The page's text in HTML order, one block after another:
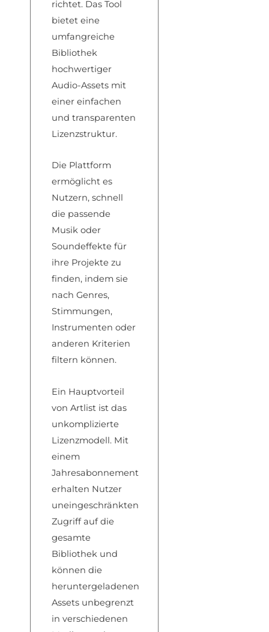
richtet. Das Tool
bietet eine
umfangreiche
Bibliothek
hochwertiger
Audio-Assets mit
einer einfachen
und transparenten
Lizenzstruktur.
Die Plattform
ermöglicht es
Nutzern, schnell
die passende
Musik oder
Soundeffekte für
ihre Projekte zu
finden, indem sie
nach Genres,
Stimmungen,
Instrumenten oder
anderen Kriterien
filtern können.
Ein Hauptvorteil
von Artlist ist das
unkomplizierte
Lizenzmodell. Mit
einem
Jahresabonnement
erhalten Nutzer
uneingeschränkten
Zugriff auf die
gesamte
Bibliothek und
können die
heruntergeladenen
Assets unbegrenzt
in verschiedenen